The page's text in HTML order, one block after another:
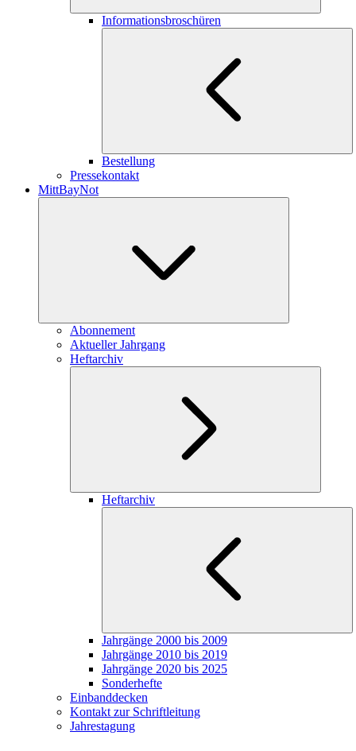
Informationsbroschüren
Bestellung
Pressekontakt
MittBayNot
Abonnement
Aktueller Jahrgang
Heftarchiv
Heftarchiv
Jahrgänge 2000 bis 2009
Jahrgänge 2010 bis 2019
Jahrgänge 2020 bis 2025
Sonderhefte
Einbanddecken
Kontakt zur Schriftleitung
Jahrestagung